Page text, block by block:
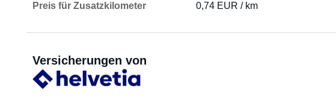
Preis für Zusatzkilometer 0,74 EUR / km
Versicherungen von